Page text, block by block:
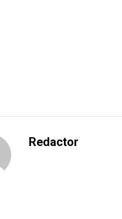
Redactor